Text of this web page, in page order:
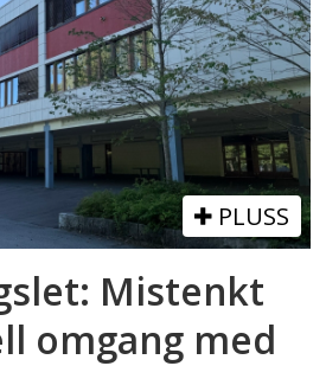
PLUSS
Mistenkt
omgang med